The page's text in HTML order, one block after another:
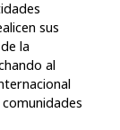
sus
la
al